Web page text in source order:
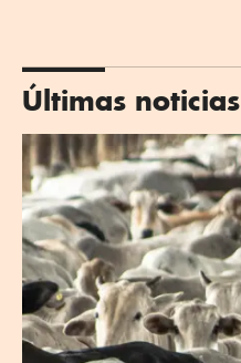
Últimas noticias